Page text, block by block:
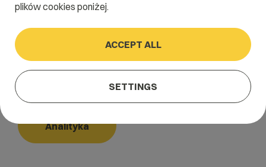
Home
Observability
Analityka
plików cookies poniżej.
ACCEPT ALL
SETTINGS